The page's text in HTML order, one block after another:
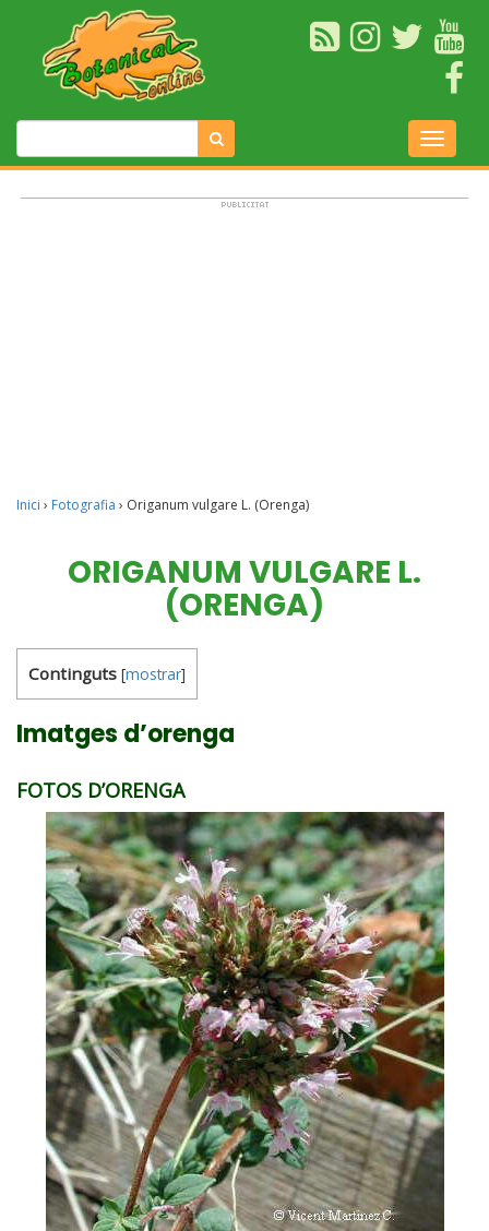
Inici › Fotografia › Origanum vulgare L. (Orenga)
ORIGANUM VULGARE L.
(ORENGA)
Continguts [mostrar]
Imatges d’orenga
FOTOS D’ORENGA